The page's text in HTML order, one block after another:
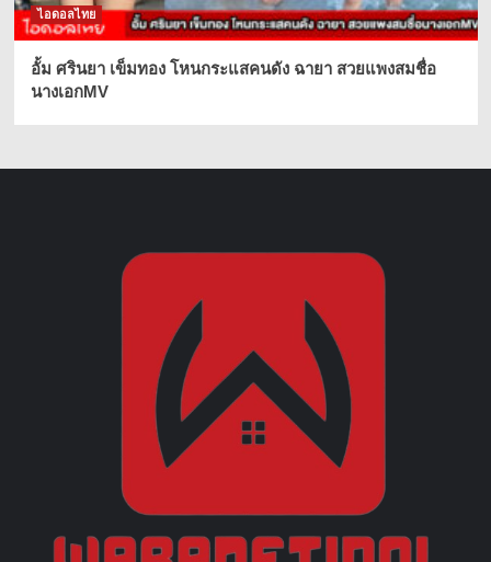
ไอดอลไทย
อั้ม ศรินยา เข็มทอง โหนกระแสคนดัง ฉายา สวยแพงสมชื่อ
นางเอกMV